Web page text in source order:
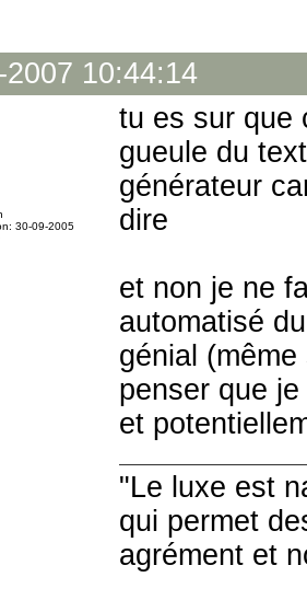
2007 10:44:14
30-09-2005
tu es sur que
gueule du
générateur
dire
et non je ne
automatisé
génial
penser que
et
"Le luxe est
qui permet
agrément et